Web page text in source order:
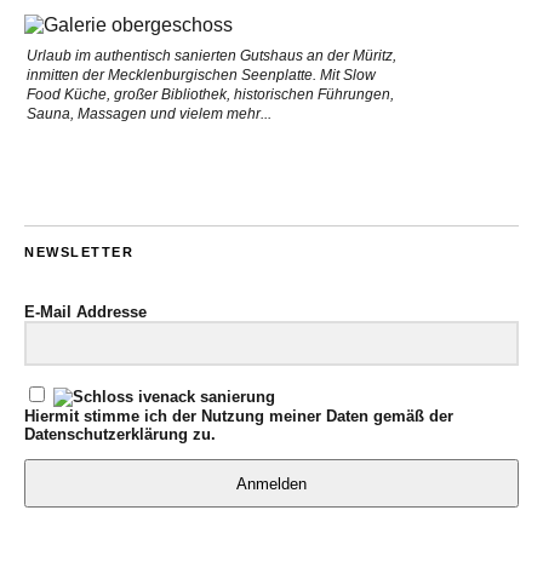
Urlaub im authentisch sanierten Gutshaus an der Müritz,
inmitten der Mecklenburgischen Seenplatte. Mit Slow
Food Küche, großer Bibliothek, historischen Führungen,
Sauna, Massagen und vielem mehr...
NEWSLETTER
E-Mail Addresse
Hiermit stimme ich der Nutzung meiner Daten gemäß der
Datenschutzerklärung zu.
Anmelden